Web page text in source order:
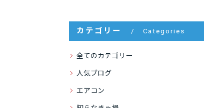
カテゴリー Categories
全てのカテゴリー
人気ブログ
エアコン